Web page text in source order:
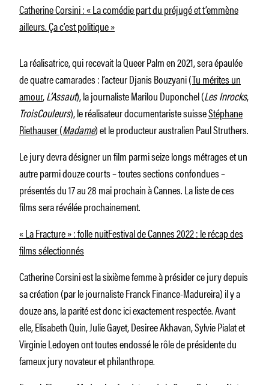
Catherine Corsini : « La comédie part du préjugé et t’emmène
ailleurs. Ça c’est politique »
La réalisatrice, qui recevait la Queer Palm en 2021, sera épaulée
de quatre camarades : l’acteur Djanis Bouzyani (Tu mérites un
amour,L’Assaut), la journaliste Marilou Duponchel (Les Inrocks,
TroisCouleurs), le réalisateur documentariste suisseStéphane
Riethauser (Madame)et le producteur australien Paul Struthers.
Le jury devra désigner un film parmi seize longs métrages et un
autre parmi douze courts – toutes sections confondues –
présentés du 17 au 28 mai prochain à Cannes. La liste de ces
films sera révélée prochainement.
« La Fracture » : folle nuitFestival de Cannes 2022 : le récap des
films sélectionnés
Catherine Corsini est la sixième femme à présider ce jury depuis
sa création (par le journaliste Franck Finance-Madureira) il y a
douze ans, la parité est donc ici exactement respectée. Avant
elle, Elisabeth Quin, Julie Gayet, Desiree Akhavan, Sylvie Pialat et
Virginie Ledoyen ont toutes endossé le rôle de présidente du
fameux jury novateur et philanthrope.